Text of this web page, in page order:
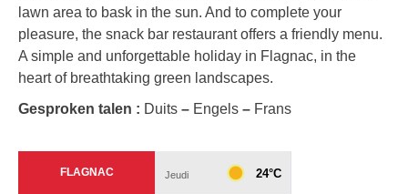
lawn area to bask in the sun. And to complete your
pleasure, the snack bar restaurant offers a friendly menu.
A simple and unforgettable holiday in Flagnac, in the
heart of breathtaking green landscapes.
Gesproken talen : Duits – Engels – Frans